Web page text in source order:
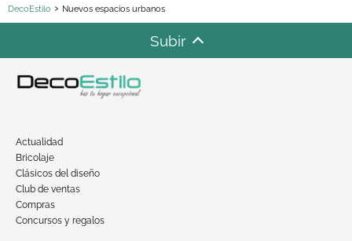
DecoEstilo Nuevos espacios urbanos
Subir
Actualidad
Bricolaje
Clásicos del diseño
Club de ventas
Compras
Concursos y regalos